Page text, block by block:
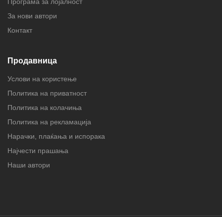
Програма за лојалност
За нови автори
Контакт
Продавница
Услови на користење
Политика на приватност
Политика на колачиња
Политика на рекламација
Нарачки, плаќања и испорака
Најчести прашања
Наши автори